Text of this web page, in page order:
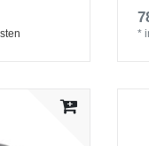
*